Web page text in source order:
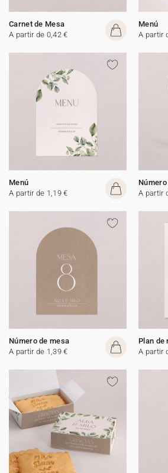
Carnet de Mesa
A partir de 0,42 €
Menú
A partir
Menú
A partir de 1,19 €
A partir
Número de mesa
A partir de 1,39 €
Plan de
A partir